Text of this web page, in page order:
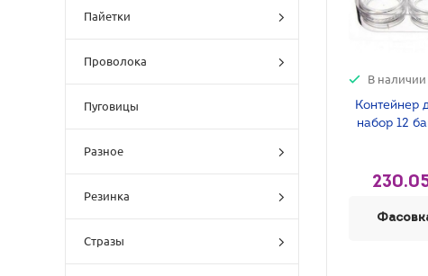
Пайетки
Проволока
Пуговицы
Разное
Резинка
Стразы
В наличии
Контейнер
набор 12